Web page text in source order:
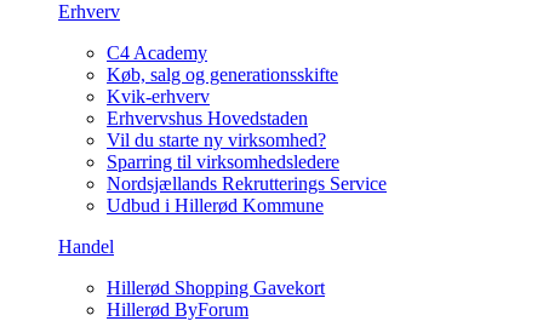
Erhverv
C4 Academy
Køb, salg og generationsskifte
Kvik-erhverv
Erhvervshus Hovedstaden
Vil du starte ny virksomhed?
Sparring til virksomhedsledere
Nordsjællands Rekrutterings Service
Udbud i Hillerød Kommune
Handel
Hillerød Shopping Gavekort
Hillerød ByForum